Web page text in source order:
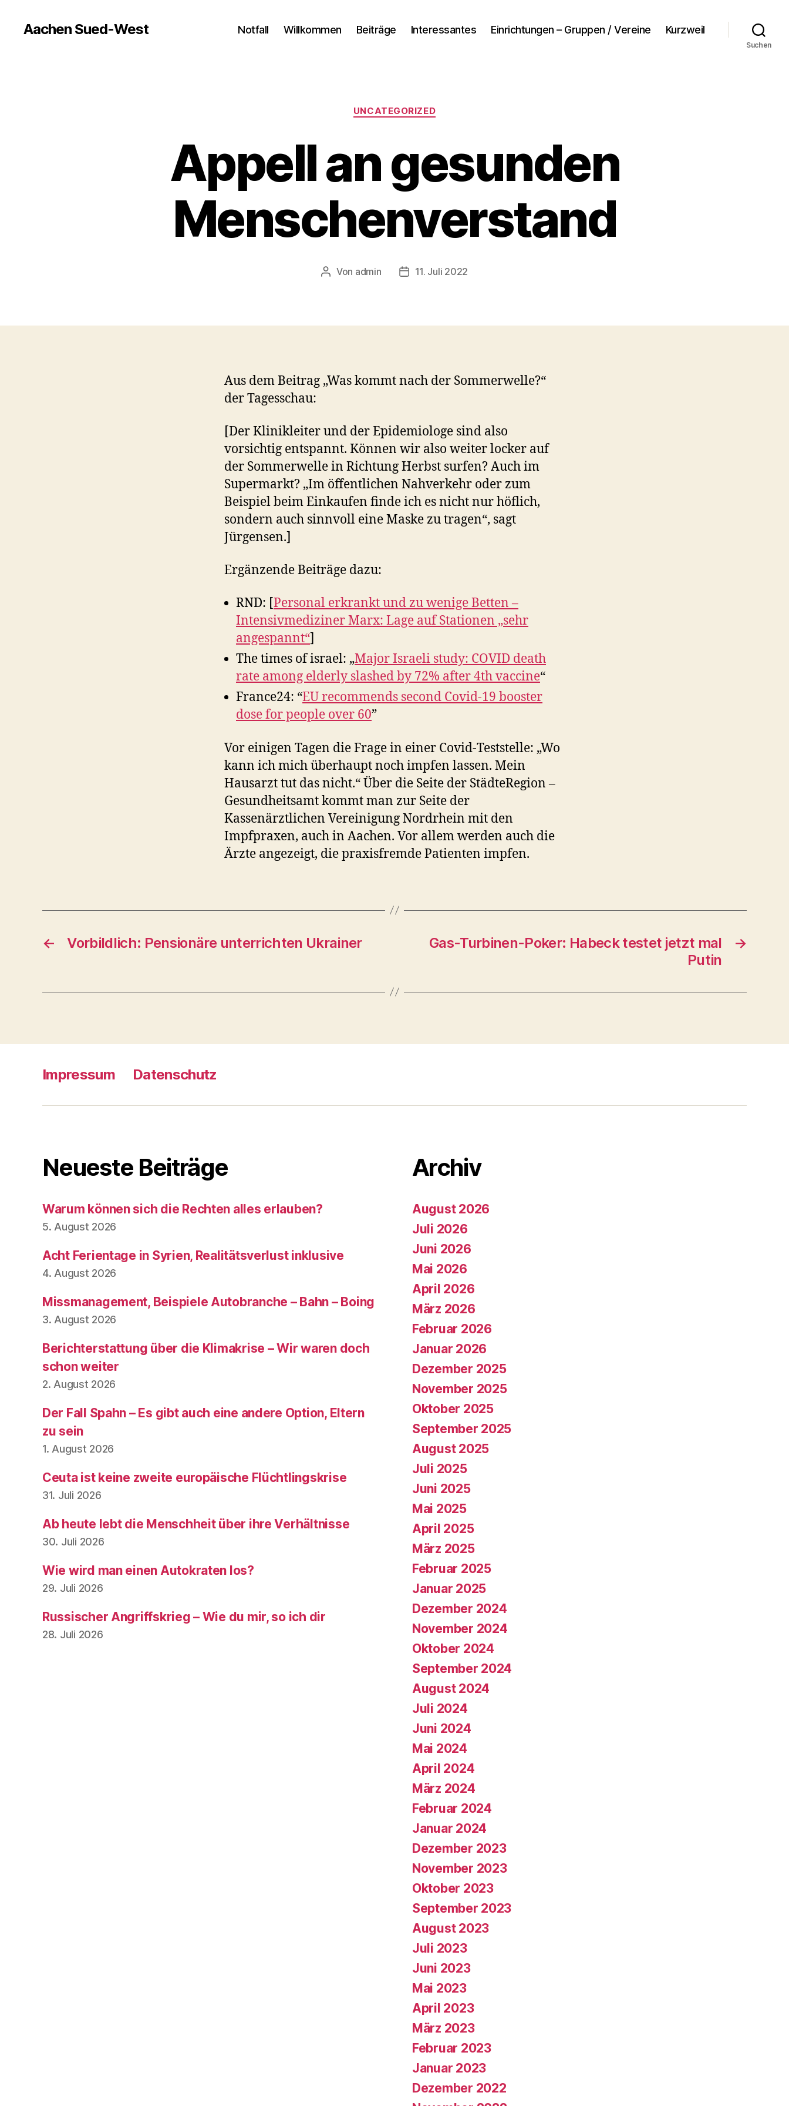
Aachen Sued-West Notfall Willkommen Beiträge Interessantes Einrichtungen – Gruppen / Vereine Kurzweil
Suchen
Kategorien
UNCATEGORIZED
Appell an gesunden
Menschenverstand
Beitragsautor
Von admin Veröffentlichungsdatum
11. Juli 2022
Aus dem Beitrag „Was kommt nach der Sommerwelle?“
der Tagesschau:
[Der Klinikleiter und der Epidemiologe sind also
vorsichtig entspannt. Können wir also weiter locker auf
der Sommerwelle in Richtung Herbst surfen? Auch im
Supermarkt? „Im öffentlichen Nahverkehr oder zum
Beispiel beim Einkaufen finde ich es nicht nur höflich,
sondern auch sinnvoll eine Maske zu tragen“, sagt
Jürgensen.]
Ergänzende Beiträge dazu:
RND: [Personal erkrankt und zu wenige Betten –
Intensivmediziner Marx: Lage auf Stationen „sehr
angespannt“]
The times of israel: „Major Israeli study: COVID death
rate among elderly slashed by 72% after 4th vaccine“
France24: “EU recommends second Covid-19 booster
dose for people over 60”
Vor einigen Tagen die Frage in einer Covid-Teststelle: „Wo
kann ich mich überhaupt noch impfen lassen. Mein
Hausarzt tut das nicht.“ Über die Seite der StädteRegion –
Gesundheitsamt kommt man zur Seite der
Kassenärztlichen Vereinigung Nordrhein mit den
Impfpraxen, auch in Aachen. Vor allem werden auch die
Ärzte angezeigt, die praxisfremde Patienten impfen.
← Vorbildlich: Pensionäre unterrichten Ukrainer →
Gas-Turbinen-Poker: Habeck testet jetzt mal
Putin
Impressum Datenschutz
Neueste Beiträge
Warum können sich die Rechten alles erlauben?
5. August 2026
Acht Ferientage in Syrien, Realitätsverlust inklusive
4. August 2026
Missmanagement, Beispiele Autobranche – Bahn – Boing
3. August 2026
Berichterstattung über die Klimakrise – Wir waren doch
schon weiter
2. August 2026
Der Fall Spahn – Es gibt auch eine andere Option, Eltern
zu sein
1. August 2026
Ceuta ist keine zweite europäische Flüchtlingskrise
31. Juli 2026
Ab heute lebt die Menschheit über ihre Verhältnisse
30. Juli 2026
Wie wird man einen Autokraten los?
29. Juli 2026
Russischer Angriffskrieg – Wie du mir, so ich dir
28. Juli 2026
Archiv
August 2026
Juli 2026
Juni 2026
Mai 2026
April 2026
März 2026
Februar 2026
Januar 2026
Dezember 2025
November 2025
Oktober 2025
September 2025
August 2025
Juli 2025
Juni 2025
Mai 2025
April 2025
März 2025
Februar 2025
Januar 2025
Dezember 2024
November 2024
Oktober 2024
September 2024
August 2024
Juli 2024
Juni 2024
Mai 2024
April 2024
März 2024
Februar 2024
Januar 2024
Dezember 2023
November 2023
Oktober 2023
September 2023
August 2023
Juli 2023
Juni 2023
Mai 2023
April 2023
März 2023
Februar 2023
Januar 2023
Dezember 2022